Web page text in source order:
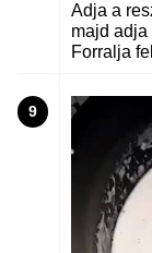
Adja a
majd adja
Forralja
9